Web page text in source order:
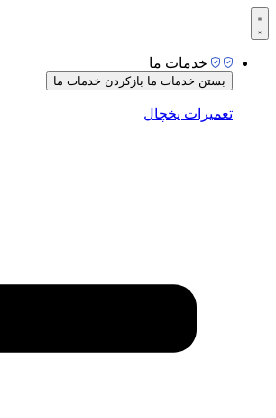
پرش
خدمات ما
بستن خدمات ما بازکردن خدمات ما
تعمیرات یخچال